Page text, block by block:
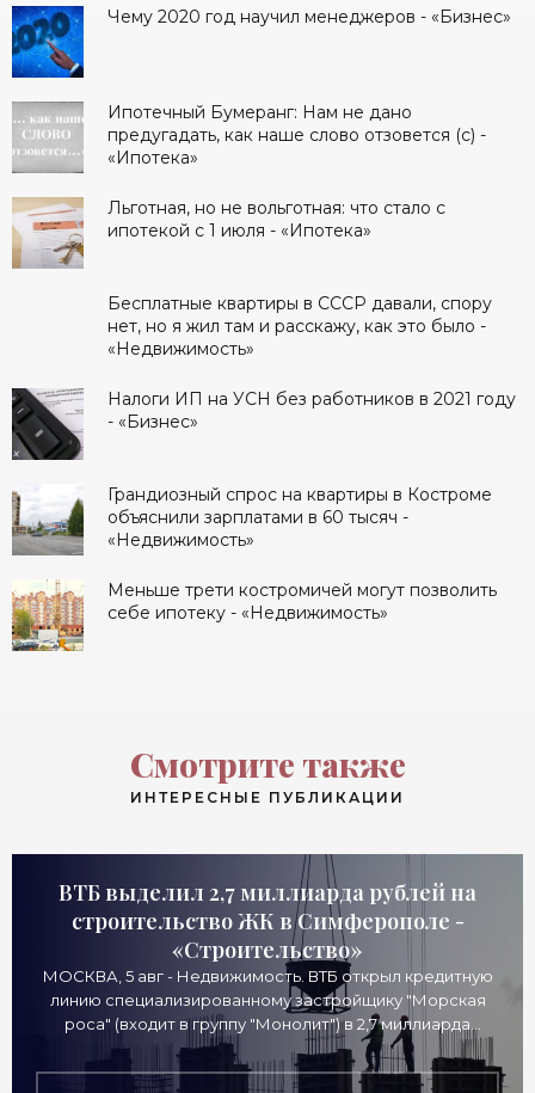
Чему 2020 год научил менеджеров - «Бизнес»
Ипотечный Бумеранг: Нам не дано
предугадать, как наше слово отзовется (с) -
«Ипотека»
Льготная, но не вольготная: что стало с
ипотекой с 1 июля - «Ипотека»
Бесплатные квартиры в СССР давали, спору
нет, но я жил там и расскажу, как это было -
«Недвижимость»
Налоги ИП на УСН без работников в 2021 году
- «Бизнес»
Грандиозный спрос на квартиры в Костроме
объяснили зарплатами в 60 тысяч -
«Недвижимость»
Меньше трети костромичей могут позволить
себе ипотеку - «Недвижимость»
Смотрите также
ИНТЕРЕСНЫЕ ПУБЛИКАЦИИ
ВТБ выделил 2,7 миллиарда рублей на
строительство ЖК в Симферополе -
«Строительство»
МОСКВА, 5 авг - Недвижимость. ВТБ открыл кредитную
линию специализированному застройщику "Морская
роса" (входит в группу "Монолит") в 2,7 миллиарда
рублей для